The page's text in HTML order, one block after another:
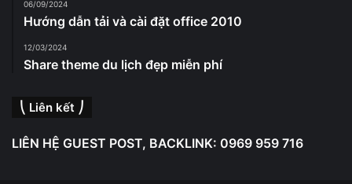
06/09/2024
Hướng dẫn tải và cài đặt office 2010
12/03/2024
Share theme du lịch đẹp miễn phí
⎝ Liên kết ⎠
LIÊN HỆ GUEST POST, BACKLINK: 0969 959 716